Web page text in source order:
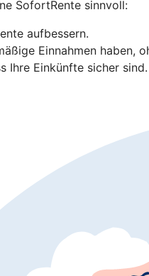
SofortRente sinnvoll:
aufbessern.
Einnahmen haben,
Ihre Einkünfte sicher sind.